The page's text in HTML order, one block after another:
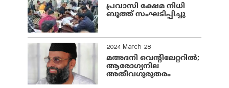
പ്രവാസി ക്ഷേമ നിധി
ബൂത്ത് സംഘടിപ്പിച്ചു
2024 March 28
മഅദനി വെന്റിലേറ്ററിൽ;
ആരോഗ്യനില
അതീവഗുരുതരം